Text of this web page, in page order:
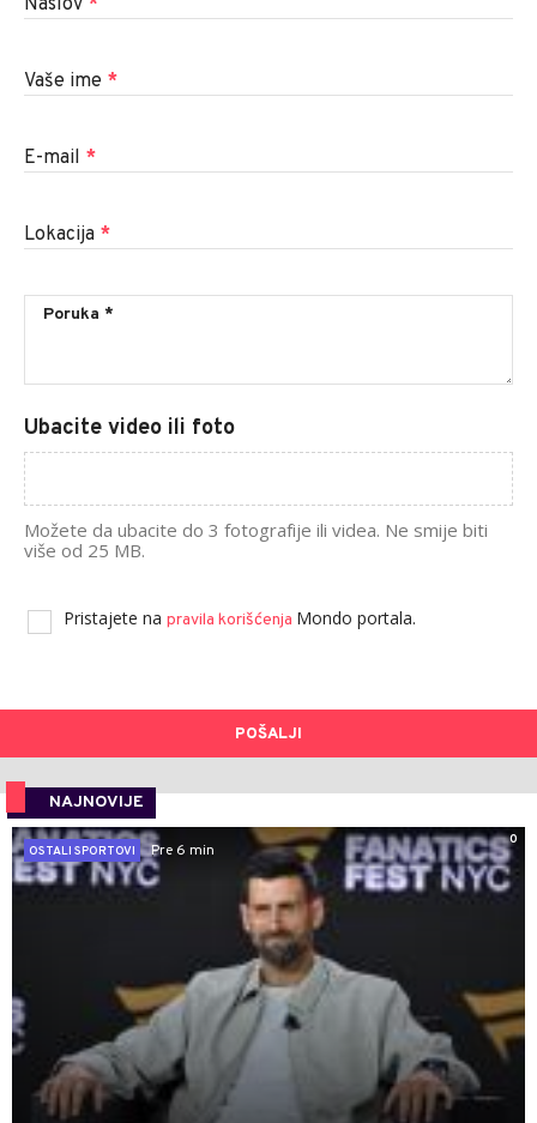
Naslov *
Vaše ime *
E-mail *
Lokacija *
Ubacite video ili foto
Možete da ubacite do 3 fotografije ili videa. Ne smije biti
više od 25 MB.
Pristajete na pravila korišćenja Mondo portala.
POŠALJI
NAJNOVIJE
0
OSTALI SPORTOVI
Pre 6 min